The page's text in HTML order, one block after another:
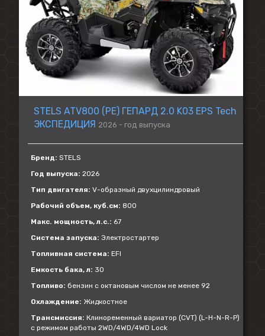
STELS ATV800 (PE) ГЕПАРД 2.0 K03 EPS Tech
ЭКСПЕДИЦИЯ 2026 - год выпуска
Бренд: STELS
Год выпуска: 2026
Тип двигателя: V-образный двухцилиндровый
Рабочий объем, куб.см: 800
Макс. мощность, л.с.: 67
Система запуска: Электростартер
Топливная система: EFI
Емкость бака, л: 30
Топливо: бензин с октановым числом не менее 92
Охлаждение: Жидкостное
Трансмиссия: Клиноременный вариатор (CVT) (L-H-N-R-P)
с режимом работы 2WD/4WD/4WD Lock